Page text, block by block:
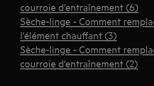
courroie d'entraînement (6)
Sèche-linge - Comment
l'élément chauffant (3)
Sèche-linge - Comment
courroie d'entraînement (2)